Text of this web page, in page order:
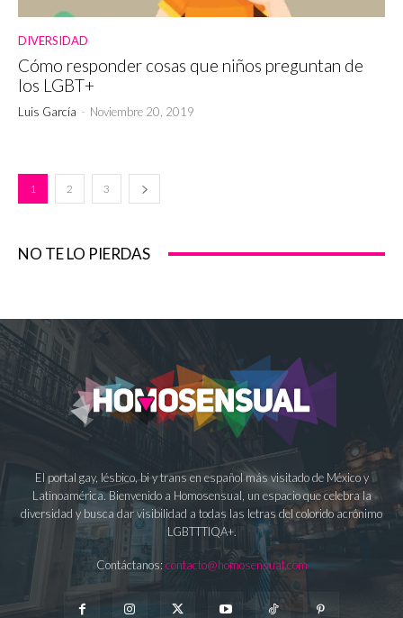
DIVERSIDAD
Cómo responder cosas que niños preguntan de
los LGBT+
Luis García - Noviembre 20, 2019
1 2 3
NO TE LO PIERDAS
El portal gay, lésbico, bi y trans en español más visitado de México y
Latinoamérica. Bienvenido a Homosensual, un espacio que celebra la
diversidad y busca dar visibilidad a todas las letras del colorido acrónimo
LGBTTTIQA+.
Contáctanos: contacto@homosensual.com